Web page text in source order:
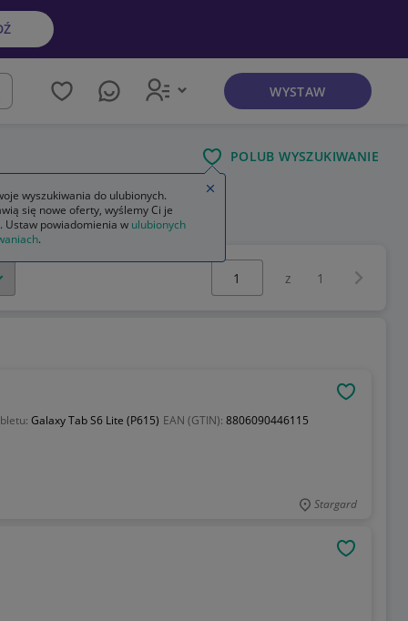
WYSTAW
POLUB WYSZUKIWANIE
zasilające
Wybierz stronę:
z 1
Galaxy Tab S6 Lite (P615) EAN (GTIN): 8806090446115
Stargard
wyszukiwania do ulubionych.
się nowe oferty, wyślemy Ci je
Ustaw powiadomienia w ulubionych
.
Zamknij wskazówkę